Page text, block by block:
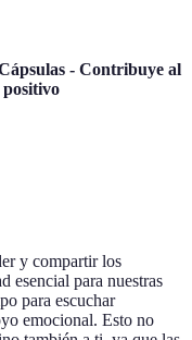
- Contribuye al
y compartir los
esencial para nuestras
para escuchar
emocional. Esto no